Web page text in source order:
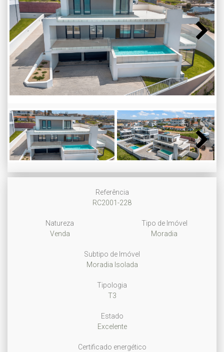
Next
Next
Referência
RC2001-228
Natureza
Venda
Tipo de Imóvel
Moradia
Subtipo de Imóvel
Moradia Isolada
Tipologia
T3
Estado
Excelente
Certificado energético